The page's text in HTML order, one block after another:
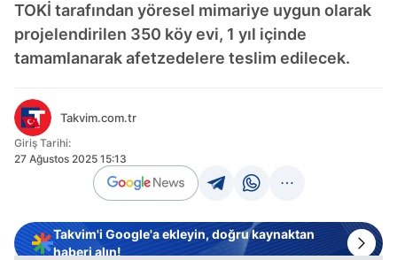
TOKİ tarafından yöresel mimariye uygun olarak
projelendirilen 350 köy evi, 1 yıl içinde
tamamlanarak afetzedelere teslim edilecek.
Takvim.com.tr
Giriş Tarihi:
27 Ağustos 2025 15:13
Takvim'i Google'a ekleyin, doğru kaynaktan
haberi alın!